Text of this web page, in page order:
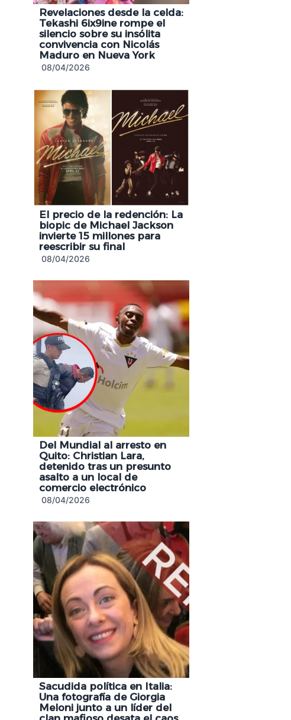
Revelaciones desde la celda:
Tekashi 6ix9ine rompe el
silencio sobre su insólita
convivencia con Nicolás
Maduro en Nueva York
08/04/2026
El precio de la redención: La
biopic de Michael Jackson
invierte 15 millones para
reescribir su final
08/04/2026
Del Mundial al arresto en
Quito: Christian Lara,
detenido tras un presunto
asalto a un local de
comercio electrónico
08/04/2026
Sacudida política en Italia:
Una fotografía de Giorgia
Meloni junto a un líder del